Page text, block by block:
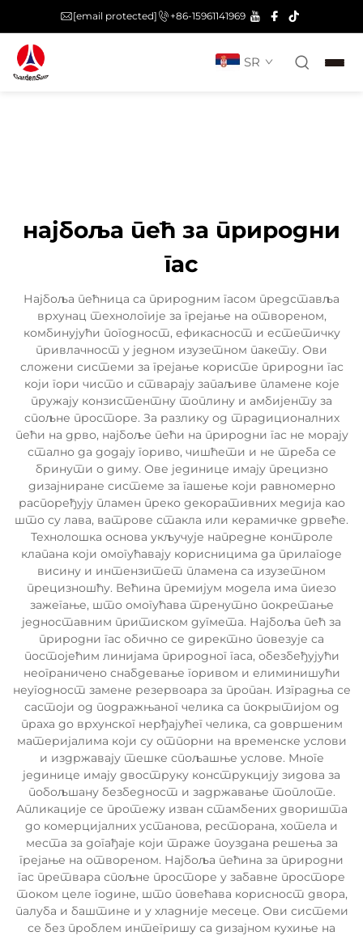
[email protected] +86-15961141969
SR
најбоља пећ за природни
гас
Најбоља пећница са природним гасом представља
врхунац технологије за грејање на отвореном,
комбинујући погодност, ефикасност и естетичку
привлачност у једном изузетном пакету. Ови
сложени системи за грејање користе природни гас
који гори чисто и стварају запаљиве пламене које
пружају конзистентну топлину и амбијенту за
спољне просторе. За разлику од традиционалних
пећи на дрво, најбоље пећи на природни гас не морају
стално да додају гориво, чишћети и не треба се
бринути о диму. Ове јединице имају прецизно
дизајниране системе за гашење који равномерно
распоређују пламен преко декоративних медија као
што су лава, ватрове стакла или керамичке дрвеће.
Технолошка основа укључује напредне контроле
клапана који омогућавају корисницима да прилагоде
висину и интензитет пламена са изузетном
прецизношћу. Већина премијум модела има пиезо
зажегање, што омогућава тренутно покретање
једноставним притиском дугмета. Најбоља пећ за
природни гас обично се директно повезује са
постојећим линијама природног гаса, обезбеђујући
неограничено снабдевање горивом и елиминишући
неугодност замене резервоара за пропан. Изградња се
састоји од подражњаног челика са покрытијом од
праха до врхунског нерђајућег челика, са довршеним
материјалима који су отпорни на временске услови
и издржавају тешке спољашње услове. Многе
јединице имају двоструку конструкцију зидова за
побољшану безбедност и задржавање топлоте.
Апликације се протежу изван стамбених дворишта
до комерцијалних установа, ресторана, хотела и
места за догађаје који траже поуздана решења за
грејање на отвореном. Најбоља пећина за природни
гас претвара спољне просторе у забавне просторе
током целе године, што повећава корисност двора,
палуба и баштине и у хладније месеце. Ови системи
се без проблем интегришу са дизајном кухиње на